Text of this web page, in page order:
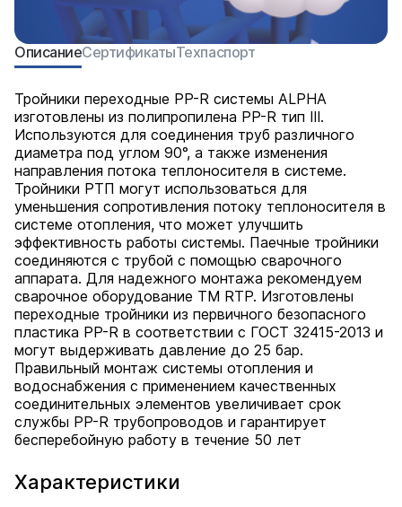
Характеристики
ОписаниеСертификатыТехпаспорт
Тройники переходные PP-R системы ALPHA
изготовлены из полипропилена PP-R тип III.
Используются для соединения труб различного
диаметра под углом 90°, а также изменения
направления потока теплоносителя в системе.
Тройники РТП могут использоваться для
уменьшения сопротивления потоку теплоносителя в
системе отопления, что может улучшить
эффективность работы системы. Паечные тройники
соединяются с трубой с помощью сварочного
аппарата. Для надежного монтажа рекомендуем
сварочное оборудование ТМ RTP. Изготовлены
переходные тройники из первичного безопасного
пластика PP-R в соответствии с ГОСТ 32415-2013 и
могут выдерживать давление до 25 бар.
Правильный монтаж системы отопления и
водоснабжения с применением качественных
соединительных элементов увеличивает срок
службы PP-R трубопроводов и гарантирует
бесперебойную работу в течение 50 лет